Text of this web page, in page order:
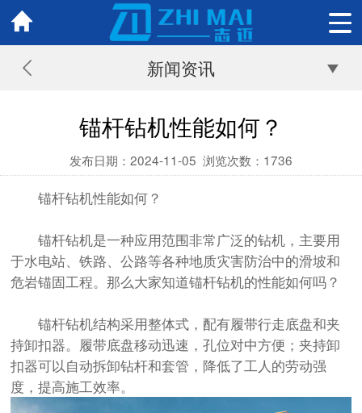
新闻资讯
锚杆钻机性能如何？
发布日期：2024-11-05 浏览次数： 1736
锚杆钻机性能如何？
锚杆钻机是一种应用范围非常广泛的钻机，主要用
于水电站、铁路、公路等各种地质灾害防治中的滑坡和
危岩锚固工程。那么大家知道锚杆钻机的性能如何吗？
锚杆钻机结构采用整体式，配有履带行走底盘和夹
持卸扣器。履带底盘移动迅速，孔位对中方便；夹持卸
扣器可以自动拆卸钻杆和套管，降低了工人的劳动强
度，提高施工效率。